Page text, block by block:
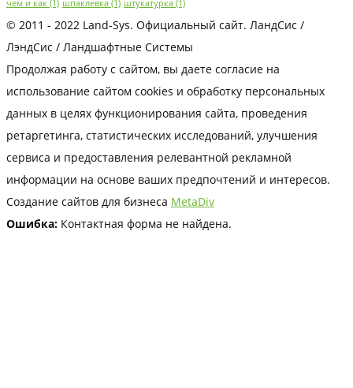
чем и как (1) шпаклевка (1) штукатурка (1)
© 2011 - 2022 Land-Sys. Официальный сайт. ЛандСис /
ЛэндСис / Ландшафтные Системы
Продолжая работу с сайтом, вы даете согласие на
использование сайтом cookies и обработку персональных
данных в целях функционирования сайта, проведения
ретаргетинга, статистических исследований, улучшения
сервиса и предоставления релевантной рекламной
информации на основе ваших предпочтений и интересов.
Создание сайтов для бизнеса MetaDiv
Ошибка: Контактная форма не найдена.